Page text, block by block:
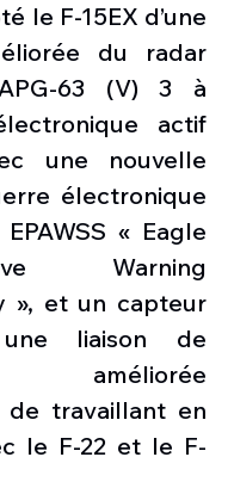
le F-15EX d’une
du radar
63 (V) 3 à
actif
une nouvelle
électronique
« Eagle
Warning
», et un capteur
liaison de
améliorée
de travaillant en
le F-22 et le F-